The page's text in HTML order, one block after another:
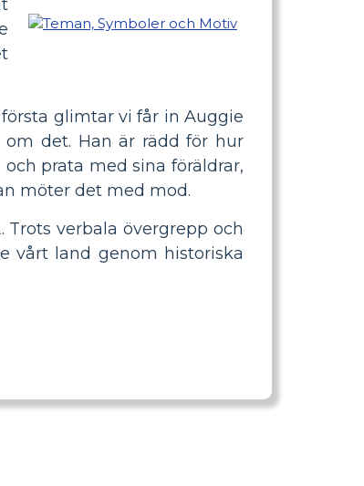
glimtar vi får in Auggie
det. Han är rädd för hur
prata med sina föräldrar,
möter det med mod.
Trots verbala övergrepp och
vårt land genom historiska